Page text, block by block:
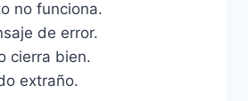
no funciona.
de error.
cierra bien.
extraño.